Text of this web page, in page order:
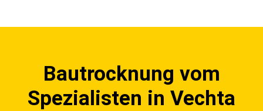
Bautrocknung vom
Spezialisten in Vechta